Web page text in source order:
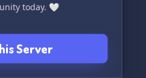
today. 🤍
Server